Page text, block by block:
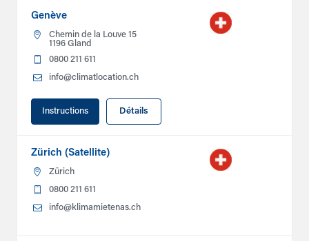
Genève
Chemin de la Louve 15
1196 Gland
0800 211 611
info@climatlocation.ch
Instructions Détails
Zürich (Satellite)
Zürich
0800 211 611
info@klimamietenas.ch